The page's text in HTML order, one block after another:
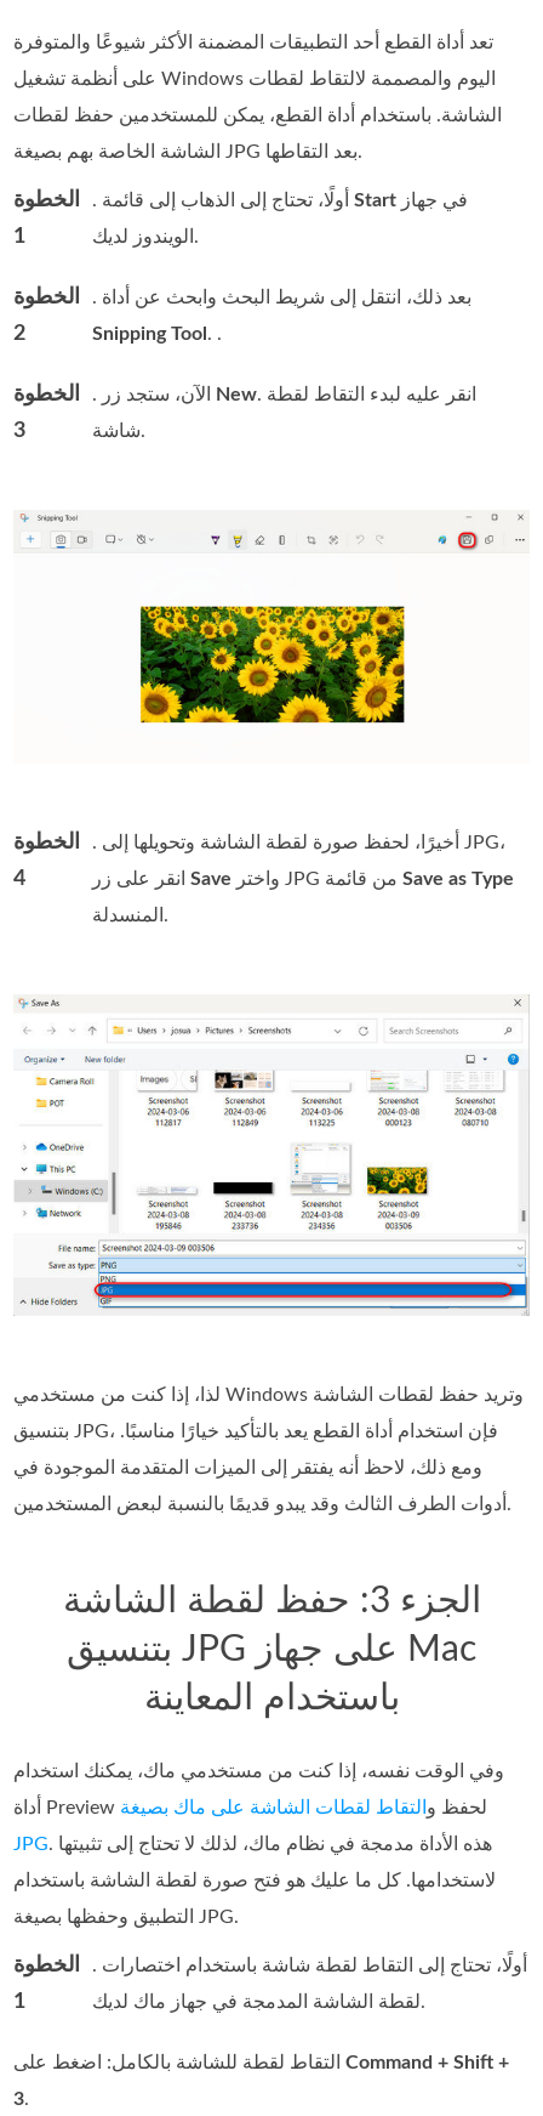
تعد أداة القطع أحد التطبيقات المضمنة الأكثر شيوعًا والمتوفرة
على أنظمة تشغيل Windows اليوم والمصممة لالتقاط لقطات
الشاشة. باستخدام أداة القطع، يمكن للمستخدمين حفظ لقطات
الشاشة الخاصة بهم بصيغة JPG بعد التقاطها.
الخطوة
1
. أولًا، تحتاج إلى الذهاب إلى قائمةStart
الويندوز لديك.
الخطوة
2
. بعد ذلك، انتقل إلى شريط البحث وابحث عن أداة
Snipping Tool . .
الخطوة
3
New. انقر عليه لبدء التقاط لقطة
شاشة.
الخطوة
4
. أخيرًا، لحفظ صورة لقطة الشاشة وتحويلها إلى JPG،
انقر على زرSave واختر JPG من قائمةSave as Type
المنسدلة.
لذا، إذا كنت من مستخدمي Windows وتريد حفظ لقطات الشاشة
بتنسيق JPG، فإن استخدام أداة القطع يعد بالتأكيد خيارًا مناسبًا.
ومع ذلك، لاحظ أنه يفتقر إلى الميزات المتقدمة الموجودة في
أدوات الطرف الثالث وقد يبدو قديمًا بالنسبة لبعض المستخدمين.
الجزء 3: حفظ لقطة الشاشة
بتنسيق JPG على جهاز Mac
باستخدام المعاينة
وفي الوقت نفسه، إذا كنت من مستخدمي ماك، يمكنك استخدام
أداة Preview لحفظ و التقاط لقطات الشاشة على ماك بصيغة
JPG. هذه الأداة مدمجة في نظام ماك، لذلك لا تحتاج إلى تثبيتها
لاستخدامها. كل ما عليك هو فتح صورة لقطة الشاشة باستخدام
التطبيق وحفظها بصيغة JPG.
الخطوة
1
. أولًا، تحتاج إلى التقاط لقطة شاشة باستخدام اختصارات
لقطة الشاشة المدمجة في جهاز ماك لديك.
التقاط لقطة للشاشة بالكامل: اضغط علىCommand + Shift +
3.